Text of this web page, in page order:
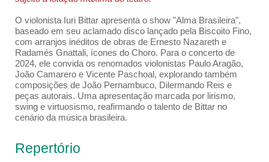
O violonista Iuri Bittar apresenta o show "Alma Brasileira",
baseado em seu aclamado disco lançado pela Biscoito Fino,
com arranjos inéditos de obras de Ernesto Nazareth e
Radamés Gnattali, ícones do Choro. Para o concerto de
2024, ele convida os renomados violonistas Paulo Aragão,
João Camarero e Vicente Paschoal, explorando também
composições de João Pernambuco, Dilermando Reis e
peças autorais. Uma apresentação marcada por lirismo,
swing e virtuosismo, reafirmando o talento de Bittar no
cenário da música brasileira.
Repertório